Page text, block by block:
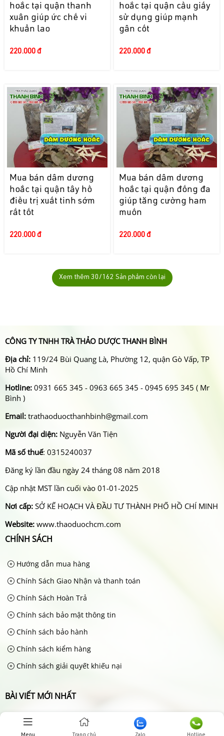
hoắc tại quận thanh
xuân giúp ức chế vi
khuẩn lao
220.000 đ
hoắc tại quận cầu giấy
sử dụng giúp mạnh
gân cốt
220.000 đ
Mua bán dâm dương
hoắc tại quận tây hồ
điều trị xuất tinh sớm
rất tốt
220.000 đ
Mua bán dâm dương
hoắc tại quận đống đa
giúp tăng cường ham
muốn
220.000 đ
Xem thêm 30/162 Sản phẩm còn lại
CÔNG TY TNHH TRÀ THẢO DƯỢC THANH BÌNH
Địa chỉ: 119/24 Bùi Quang Là, Phường 12, quận Gò Vấp, TP
Hồ Chí Minh
Hotline: 0931 665 345 - 0963 665 345 - 0945 695 345 ( Mr
Bình )
Email: trathaoduocthanhbinh@gmail.com
Người đại diện: Nguyễn Văn Tiện
Mã số thuế: 0315240037
Đăng ký lần đầu ngày 24 tháng 08 năm 2018
Cập nhật MST lần cuối vào 01-01-2025
Nơi cấp: SỞ KẾ HOẠCH VÀ ĐẦU TƯ THÀNH PHỐ HỒ CHÍ MINH
Website: www.thaoduochcm.com
CHÍNH SÁCH
Hướng dẫn mua hàng
Chính Sách Giao Nhận và thanh toán
Chính Sách Hoàn Trả
Chính sách bảo mật thông tin
Chính sách bảo hành
Chính sách kiểm hàng
Chính sách giải quyết khiếu nại
BÀI VIẾT MỚI NHẤT
Hướng dẫn mua hàng
Jun 20, 2025